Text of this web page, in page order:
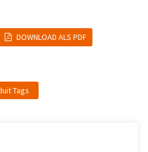
DOWNLOAD ALS PDF
Tags